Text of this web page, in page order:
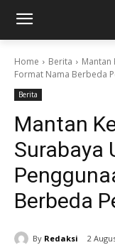
Home Berita
Mantan
Format Nama Berbeda
Berita
Mantan
Surabaya
Berbeda
By Redaksi 2